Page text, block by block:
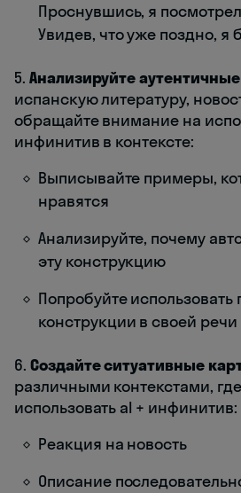
Проснувшись, я
Увидев, что уже поздно, я
5. Анализируйте
испанскую литературу,
обращайте внимание на
инфинитив в контексте:
Выписывайте примеры,
нравятся
Анализируйте, почему
эту конструкцию
Попробуйте
конструкции в своей речи
6. Создайте ситуативные
различными контекстами,
использовать al + инфинитив:
Реакция на новость
Описание